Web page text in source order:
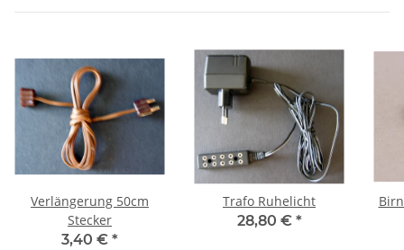
Verlängerung 50cm
Stecker
3,40 € *
Trafo Ruhelicht
28,80 € *